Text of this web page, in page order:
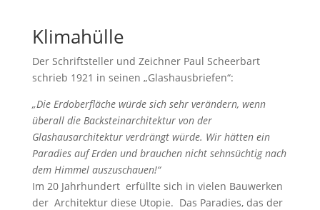
Klimahülle
Der Schriftsteller und Zeichner Paul Scheerbart
schrieb 1921 in seinen „Glashausbriefen“:
„Die Erdoberfläche würde sich sehr verändern, wenn
überall die Backsteinarchitektur von der
Glashausarchitektur verdrängt würde. Wir hätten ein
Paradies auf Erden und brauchen nicht sehnsüchtig nach
dem Himmel auszuschauen!“
Im 20 Jahrhundert erfüllte sich in vielen Bauwerken
der Architektur diese Utopie. Das Paradies, das der